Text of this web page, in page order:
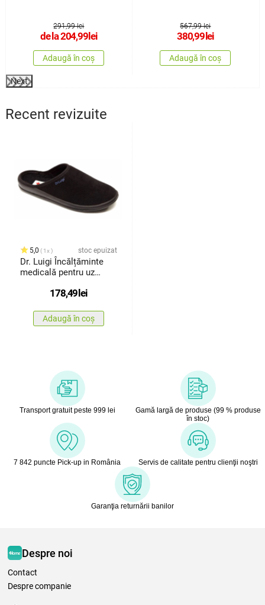
291,99 lei
de la204,99 lei
Adaugă în coș
567,99 lei
380,99 lei
Adaugă în coș
Next
Recent revizuite
5,0 1x stoc epuizat
Dr. Luigi Încălțăminte
medicală pentru uz
178,49lei
Adaugă în coș
Transport gratuit peste 999 lei
Gamă largă de produse (99 % produse
în stoc)
7 842 puncte Pick-up in România Servis de calitate pentru clienţii noştri
Garanţia returnării banilor
Despre noi
Contact
Despre companie